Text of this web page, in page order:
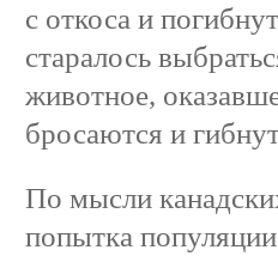
с откоса и
старалось
животное,
бросаются и
По мысли
попытка